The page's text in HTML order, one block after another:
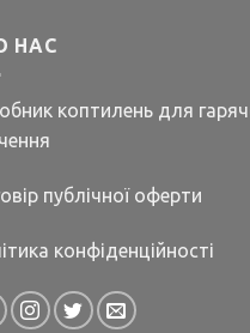
НАС
коптилень для
публічної оферти
конфіденційності